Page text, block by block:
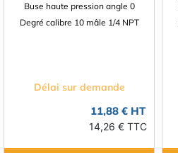
Buse haute pression angle 0
Degré calibre 10 mâle 1/4 NPT
Délai sur demande
11,88 € HT
14,26 € TTC